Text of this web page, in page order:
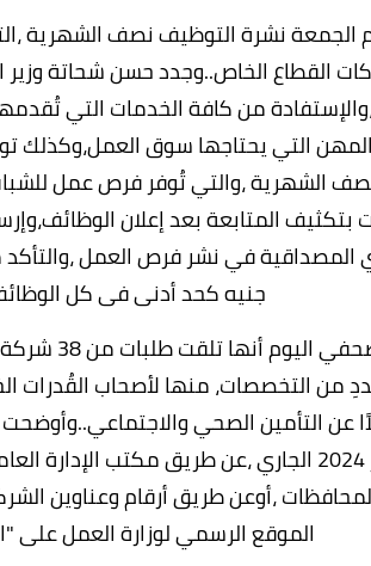
الجمعة نشرة التوظيف نصف
القطاع الخاص..وجدد حسن شحاتة
من كافة الخدمات التي
التي يحتاجها سوق العمل،وكذلك
الشهرية ،والتي تُوفر فرص عمل
المتابعة بعد إعلان
جنيه كحد أدنى فى كل
من التخصصات، منها لأصحاب القُدرات
عن التأمين الصحي
الجديدة" خلال شهر فبراير 2024 الجاري ،عن طريق
،أوعن طريق أرقام وعناوين
الموقع الرسمي لوزارة العمل على